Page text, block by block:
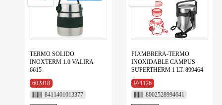
TERMO SOLIDO
INOXTERM 1.0 VALIRA
6615
602818
8411401013377
FIAMBRERA-TERMO
INOXIDABLE CAMPUS
SUPERTHERM 1 LT. 899464
971126
8002528994641